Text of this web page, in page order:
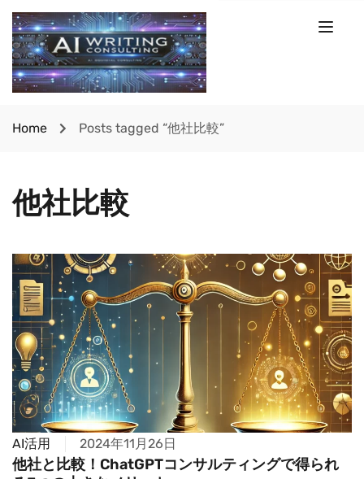
Home Posts tagged “他社比較”
他社比較
AI活用 2024年11月26日
他社と比較！ChatGPTコンサルティングで得られ